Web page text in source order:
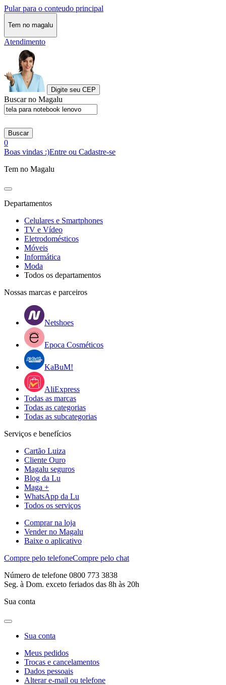
Pular para o conteudo principal
Tem no magalu
Atendimento
Digite seu CEP
Buscar no Magalu
Buscar
0
Boas vindas :)Entre ou Cadastre-se
Tem no Magalu
Departamentos
Celulares e Smartphones
TV e Vídeo
Eletrodomésticos
Móveis
Informática
Moda
Todos os departamentos
Nossas marcas e parceiros
Netshoes
Epoca Cosméticos
KaBuM!
AliExpress
Todas as marcas
Todas as categorias
Todas as subcategorias
Serviços e benefícios
Cartão Luiza
Cliente Ouro
Magalu seguros
Blog da Lu
Maga +
WhatsApp da Lu
Todos os serviços
Comprar na loja
Vender no Magalu
Baixe o aplicativo
Compre pelo telefoneCompre pelo chat
Número de telefone 0800 773 3838
Seg. à Dom. exceto feriados das 8h às 20h
Sua conta
Sua conta
Meus pedidos
Trocas e cancelamentos
Dados pessoais
Alterar e-mail ou telefone